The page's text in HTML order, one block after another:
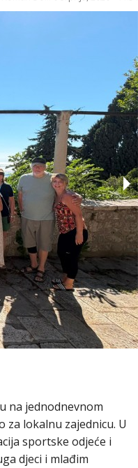
na jednodnevnom
lokalnu zajednicu. U
sportske odjeće i
djeci i mlađim